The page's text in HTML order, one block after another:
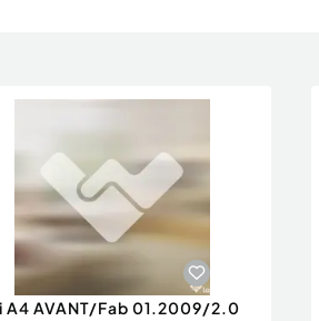
A4 AVANT/Fab 01.2009/2.0